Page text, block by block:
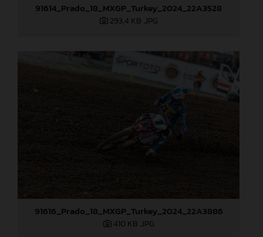
91614_Prado_18_MXGP_Turkey_2024_22A3528
293,4 KB .JPG
91616_Prado_18_MXGP_Turkey_2024_22A3886
410 KB .JPG